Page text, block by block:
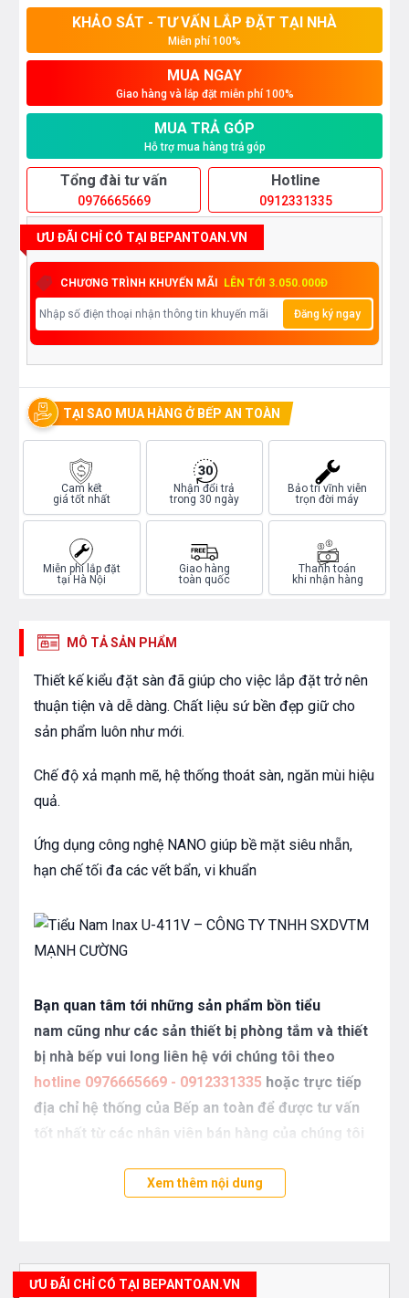
KHẢO SÁT - TƯ VẤN LẮP ĐẶT TẠI NHÀ
Miễn phí 100%
MUA NGAY
Giao hàng và lắp đặt miễn phí 100%
MUA TRẢ GÓP
Hỗ trợ mua hàng trả góp
Tổng đài tư vấn
0976665669
Hotline
0912331335
ƯU ĐÃI CHỈ CÓ TẠI BEPANTOAN.VN
CHƯƠNG TRÌNH KHUYẾN MÃI LÊN TỚI 3.050.000Đ
Đăng ký ngay
TẠI SAO MUA HÀNG Ở BẾP AN TOÀN
Cam kết
giá tốt nhất
Nhận đổi trả
trong 30 ngày
Bảo trì vĩnh viễn
trọn đời máy
Miễn phí lắp đặt
tại Hà Nội
Giao hàng
toàn quốc
Thanh toán
khi nhận hàng
MÔ TẢ SẢN PHẨM
Thiết kế kiểu đặt sàn đã giúp cho việc lắp đặt trở nên
thuận tiện và dễ dàng. Chất liệu sứ bền đẹp giữ cho
sản phẩm luôn như mới.
Chế độ xả mạnh mẽ, hệ thống thoát sàn, ngăn mùi hiệu
quả.
Ứng dụng công nghệ NANO giúp bề mặt siêu nhẵn,
hạn chế tối đa các vết bẩn, vi khuẩn
Bạn quan tâm tới những sản phẩm bồn tiểu
nam cũng như các sản thiết bị phòng tắm và thiết
bị nhà bếp vui long liên hệ với chúng tôi theo
hotline 0976665669 - 0912331335 hoặc trực tiếp
địa chỉ hệ thống của Bếp an toàn để được tư vấn
tốt nhất từ các nhân viên bán hàng của chúng tôi
Xem thêm nội dung
ƯU ĐÃI CHỈ CÓ TẠI BEPANTOAN.VN